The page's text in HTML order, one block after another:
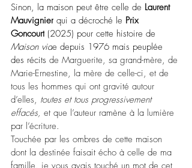
Sinon, la maison peut être celle de Laurent
Mauvignier qui a décroché le Prix
Goncourt (2025) pour cette histoire de
Maison vide depuis 1976 mais peuplée
des récits de Marguerite, sa grand-mère, de
Marie-Ernestine, la mère de celle-ci, et de
tous les hommes qui ont gravité autour
d’elles, toutes et tous progressivement
effacés, et que l’auteur ramène à la lumière
par l’écriture.
Touchée par les ombres de cette maison
dont la destinée faisait écho à celle de ma
famille, je vous avais touché un mot de cet